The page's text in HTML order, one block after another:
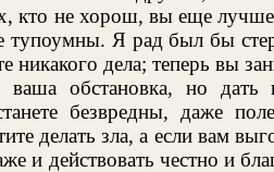
кто не хорош, вы еще
тупоумны. Я рад был бы
никакого дела; теперь вы
ваша обстановка, но
безвредны, даже
делать зла, а если вам
и действовать честно и